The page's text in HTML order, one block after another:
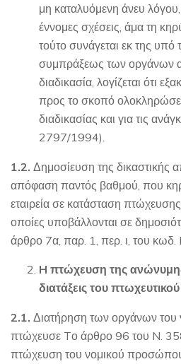
μη καταλυόμενη άνευ
έννομες σχέσεις, άμα τη
τούτο συνάγεται εκ της υπό
συμπράξεως των οργάνων
διαδικασία, λογίζεται ότι
προς το σκοπό
διαδικασίας και για τις
2797/1994).
1.2. Δημοσίευση της δικαστικής
απόφαση παντός βαθμού, που
εταιρεία σε κατάσταση πτώχευσης
οποίες υποβάλλονται σε
άρθρο 7α, παρ. 1, περ. ι, του
H πτώχευση της ανώνυμης
διατάξεις του
2.1. Διατήρηση των οργάνων
πτώχευσε Tο άρθρο 96 του N.
πτώχευση του νομικού προσώπου